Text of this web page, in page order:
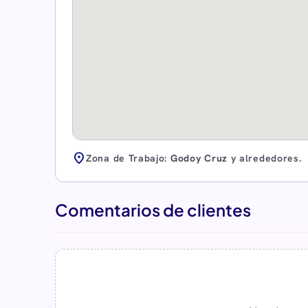
location_onZona de Trabajo: Godoy Cruz y alrededores.
Comentarios de clientes